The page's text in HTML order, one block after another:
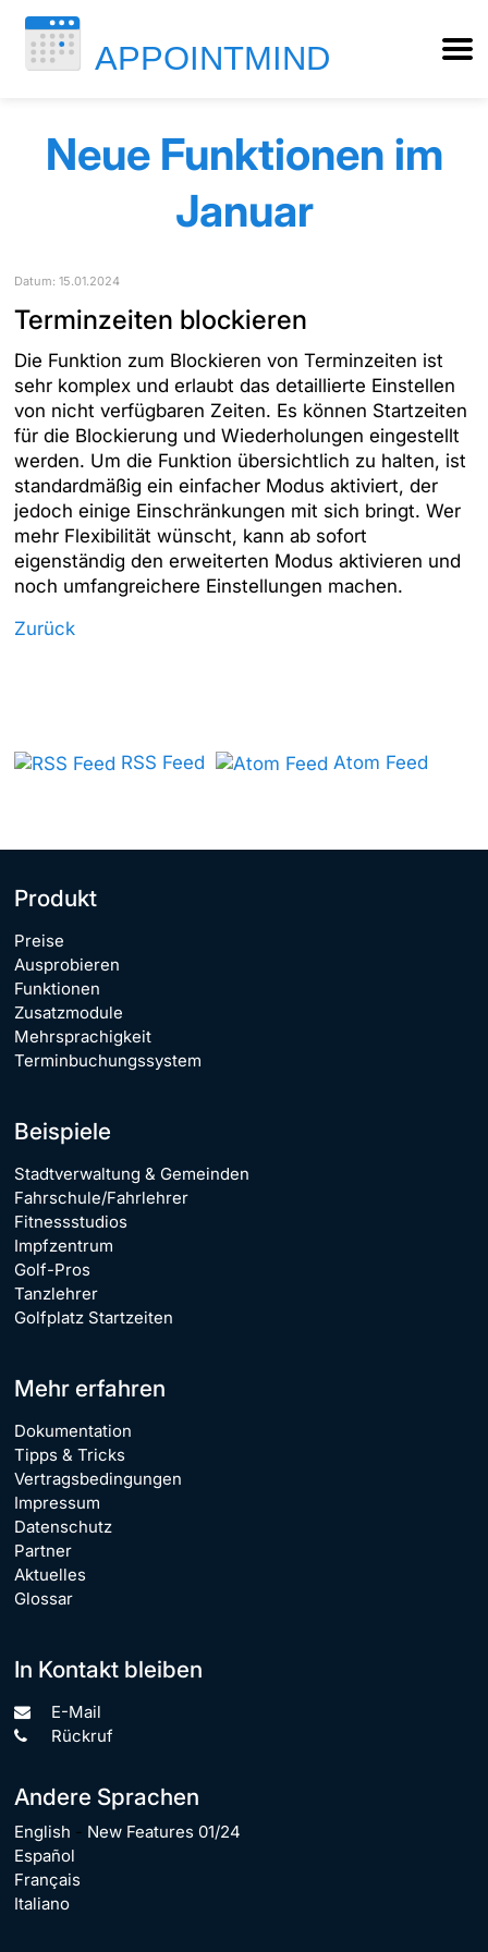
Neue Funktionen im
Januar
Datum: 15.01.2024
Terminzeiten blockieren
Die Funktion zum Blockieren von Terminzeiten ist
sehr komplex und erlaubt das detaillierte Einstellen
von nicht verfügbaren Zeiten. Es können Startzeiten
für die Blockierung und Wiederholungen eingestellt
werden. Um die Funktion übersichtlich zu halten, ist
standardmäßig ein einfacher Modus aktiviert, der
jedoch einige Einschränkungen mit sich bringt. Wer
mehr Flexibilität wünscht, kann ab sofort
eigenständig den erweiterten Modus aktivieren und
noch umfangreichere Einstellungen machen.
Zurück
RSS Feed Atom Feed
Produkt
Preise
Ausprobieren
Funktionen
Zusatzmodule
Mehrsprachigkeit
Terminbuchungssystem
Beispiele
Stadtverwaltung & Gemeinden
Fahrschule/Fahrlehrer
Fitnessstudios
Impfzentrum
Golf-Pros
Tanzlehrer
Golfplatz Startzeiten
Mehr erfahren
Dokumentation
Tipps & Tricks
Vertragsbedingungen
Impressum
Datenschutz
Partner
Aktuelles
Glossar
In Kontakt bleiben
E-Mail
Rückruf
Andere Sprachen
English - New Features 01/24
Español
Français
Italiano